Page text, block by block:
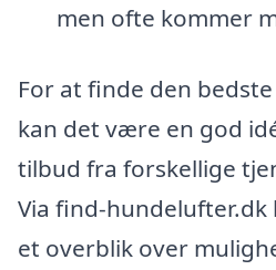
men ofte kommer
For at finde den
kan det være en god
tilbud fra forskellige
Via find-
et overblik over